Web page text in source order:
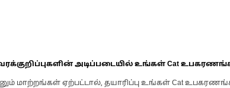
அடிப்படையில் உங்கள் Cat
மாற்றங்கள் ஏற்பட்டால், தயாரிப்பு உங்கள் Cat